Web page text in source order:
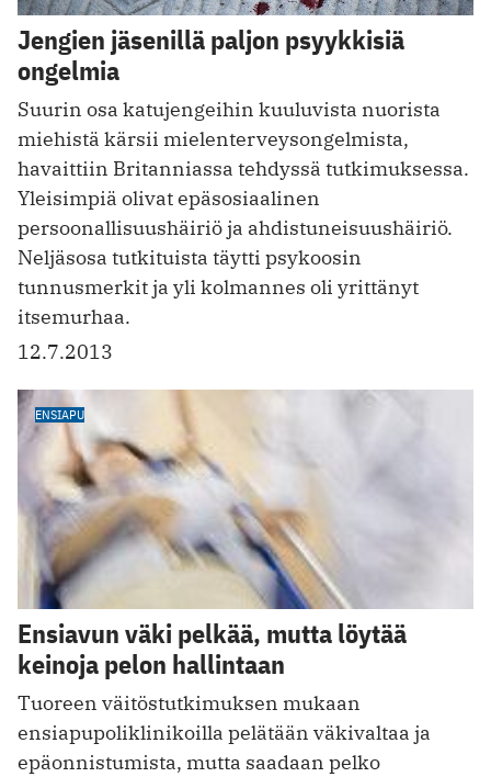
Jengien jäsenillä paljon psyykkisiä
ongelmia
Suurin osa katujengeihin kuuluvista nuorista
miehistä kärsii mielenterveysongelmista,
havaittiin Britanniassa tehdyssä tutkimuksessa.
Yleisimpiä olivat epäsosiaalinen
persoonallisuushäiriö ja ahdistuneisuushäiriö.
Neljäsosa tutkituista täytti psykoosin
tunnusmerkit ja yli kolmannes oli yrittänyt
itsemurhaa.
12.7.2013
ENSIAPU
Ensiavun väki pelkää, mutta löytää
keinoja pelon hallintaan
Tuoreen väitöstutkimuksen mukaan
ensiapupoliklinikoilla pelätään väkivaltaa ja
epäonnistumista, mutta saadaan pelko